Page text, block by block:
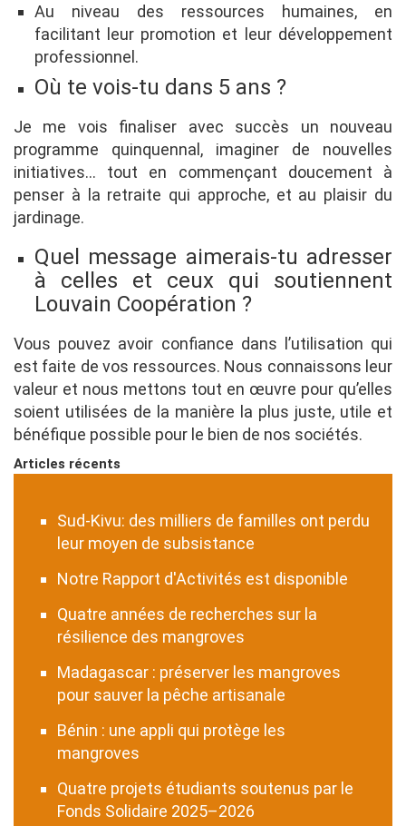
Au niveau des ressources humaines, en
facilitant leur promotion et leur développement
professionnel.
Où te vois-tu dans 5 ans ?
Je me vois finaliser avec succès un nouveau
programme quinquennal, imaginer de nouvelles
initiatives… tout en commençant doucement à
penser à la retraite qui approche, et au plaisir du
jardinage.
Quel message aimerais-tu adresser
à celles et ceux qui soutiennent
Louvain Coopération ?
Vous pouvez avoir confiance dans l’utilisation qui
est faite de vos ressources. Nous connaissons leur
valeur et nous mettons tout en œuvre pour qu’elles
soient utilisées de la manière la plus juste, utile et
bénéfique possible pour le bien de nos sociétés.
Articles récents
Sud-Kivu: des milliers de familles ont perdu
leur moyen de subsistance
Notre Rapport d'Activités est disponible
Quatre années de recherches sur la
résilience des mangroves
Madagascar : préserver les mangroves
pour sauver la pêche artisanale
Bénin : une appli qui protège les
mangroves
Quatre projets étudiants soutenus par le
Fonds Solidaire 2025–2026